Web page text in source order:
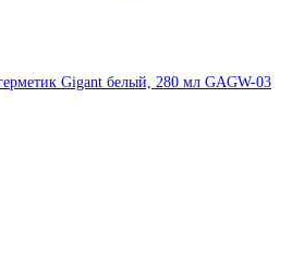
Gigant белый, 280 мл GAGW-03